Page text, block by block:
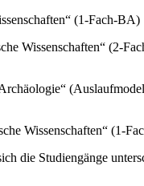
(1-Fach-BA)
Wissenschaften“ (2-
Wissenschaften“ (1-
die Studiengänge